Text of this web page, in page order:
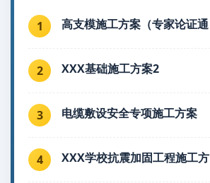
1 高支模施工方案（专家论证通
2 XXX基础施工方案2
3 电缆敷设安全专项施工方案
4 XXX学校抗震加固工程施工方